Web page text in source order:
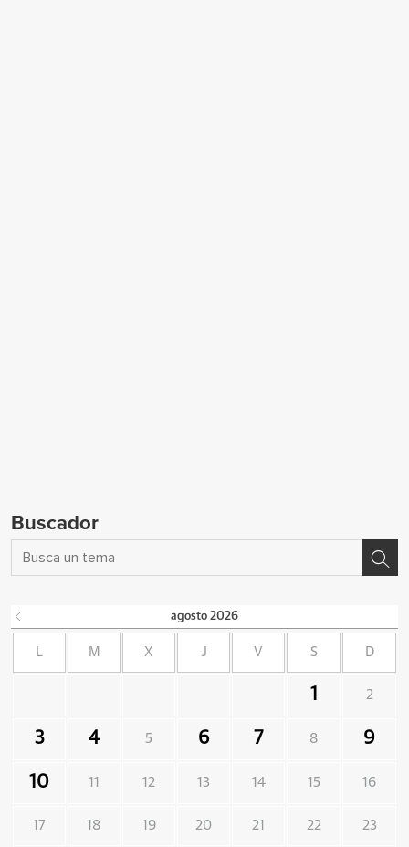
Buscador
agosto 2026
L M X J V S D
1 2
3 4 5 6 7 8 9
10 11 12 13 14 15 16
17 18 19 20 21 22 23